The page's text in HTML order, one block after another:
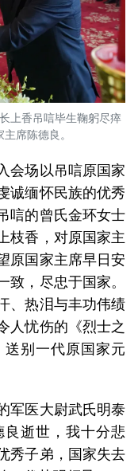
上香吊唁毕生鞠躬尽瘁
席陈德良。
会场以吊唁原国家
诚缅怀民族的优秀
唁的曾氏金环女士
枝香，对原国家主
原国家主席早日安
，尽忠于国家。
、热泪与丰功伟绩
人忧伤的《烈士之
别一代原国家元
军医大尉武氏明泰
逝世，我十分悲
秀子弟，国家失去